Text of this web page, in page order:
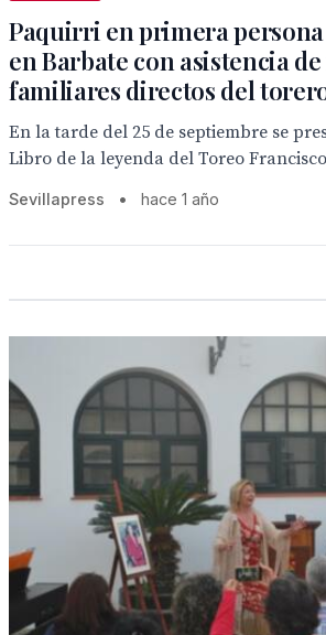
Paquirri en primera
en Barbate con asistencia
familiares directos del
En la tarde del 25 de septiembre se
Libro de la leyenda del Toreo
Sevillapress • hace 1 año